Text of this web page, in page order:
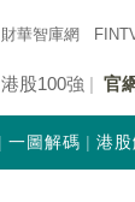
財華智庫網
港股100強 官
一圖解碼 港